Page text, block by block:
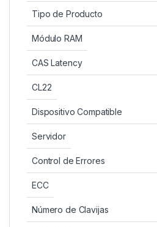
Tipo de Producto
Módulo RAM
CAS Latency
CL22
Dispositivo Compatible
Servidor
Control de Errores
ECC
Número de Clavijas